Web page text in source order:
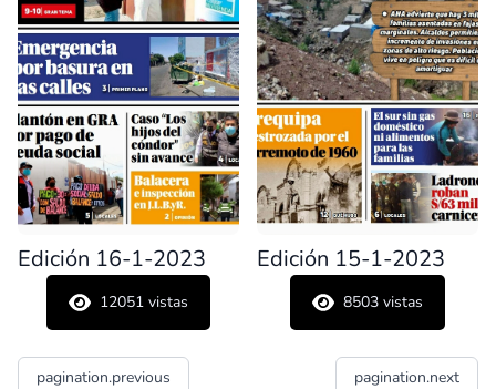
Edición 16-1-2023
12051 vistas
Edición 15-1-2023
8503 vistas
pagination.previous pagination.next